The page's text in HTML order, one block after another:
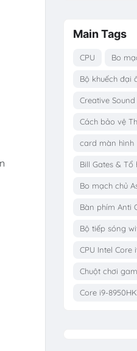
Main Tags
CPU Bo
Bộ khuếch đại
Creative Sound
Cách bảo vệ
card màn hình
Bill Gates &
Bo mạch chủ
Bàn phím Anti
Bộ tiếp sóng
CPU Intel Core
Chuột chơi
G703
Core i9-8950HK